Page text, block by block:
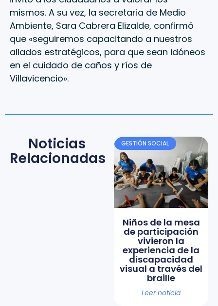
mismos. A su vez, la secretaria de Medio
Ambiente, Sara Cabrera Elizalde, confirmó
que «seguiremos capacitando a nuestros
aliados estratégicos, para que sean idóneos
en el cuidado de caños y ríos de
Villavicencio».
Noticias
Relacionadas
GESTIÓN SOCIAL
Niños de la mesa
de participación
vivieron la
experiencia de la
discapacidad
visual a través del
braille
Leer noticia